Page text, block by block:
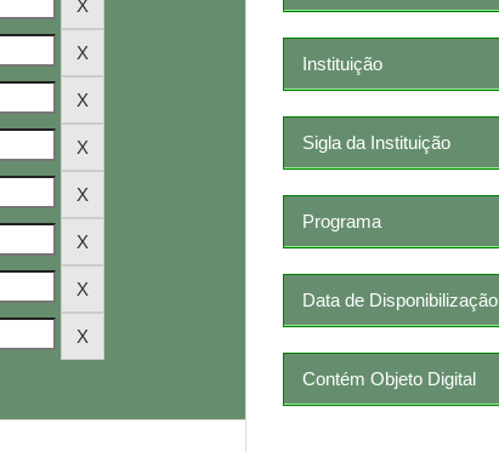
Instituição
Sigla da Instituição
Programa
Data de Disponibilização
Contém Objeto Digital